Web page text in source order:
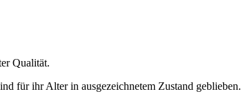
Qualität.
für ihr Alter in ausgezeichnetem Zustand geblieben.